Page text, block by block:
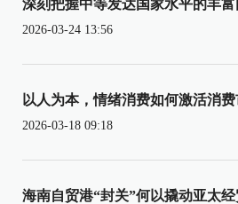
深刻把握中等发达国家水平的丰
2026-03-24 13:56
以人为本，情绪消费如何激活消
2026-03-18 09:18
海南自贸港“封关”何以撬动亚太